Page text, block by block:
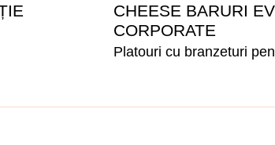
CHEESE BARURI
CORPORATE
Platouri cu branzeturi